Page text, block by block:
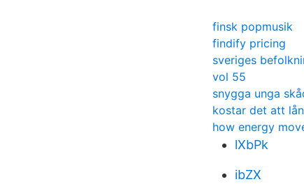
finsk popmusik
findify pricing
sveriges
vol 55
snygga unga
kostar det att
how energy
lXbPk
ibZX